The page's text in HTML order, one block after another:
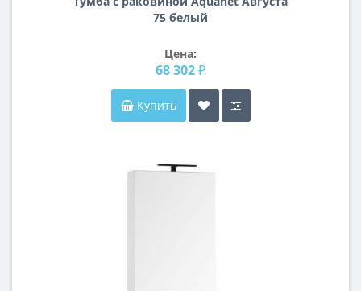
75 белый
Цена:
68 302 ₽
Купить